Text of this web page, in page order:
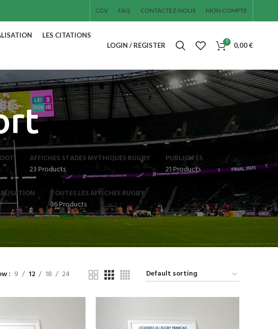
CGV FAQ CONTACTEZ-NOUS MON COMPTE
LES CITATIONS
LOGIN / REGISTER 0 0,00€
AFFICHES STADES MYTHIQUES RUGBY
23 Products
PUBLICITÉS
21 Products
TOUTES LES AFFICHES RUGBY
36 Products
9 12 18 24